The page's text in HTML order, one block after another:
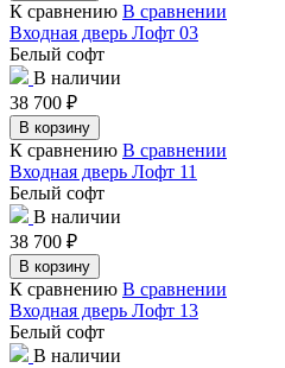
К сравнению В сравнении
Входная дверь Лофт 03
Белый софт
В наличии
38 700 ₽
В корзину
К сравнению В сравнении
Входная дверь Лофт 11
Белый софт
В наличии
38 700 ₽
В корзину
К сравнению В сравнении
Входная дверь Лофт 13
Белый софт
В наличии